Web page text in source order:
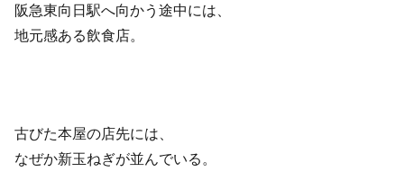
阪急東向日駅へ向かう途中には、
地元感ある飲食店。
古びた本屋の店先には、
なぜか新玉ねぎが並んでいる。